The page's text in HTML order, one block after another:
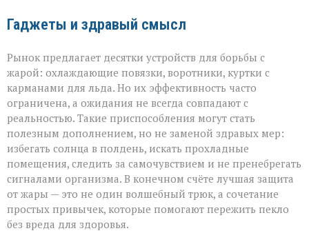
Гаджеты и здравый смысл
Рынок предлагает десятки устройств для борьбы с
жарой: охлаждающие повязки, воротники, куртки с
карманами для льда. Но их эффективность часто
ограничена, а ожидания не всегда совпадают с
реальностью. Такие приспособления могут стать
полезным дополнением, но не заменой здравых мер:
избегать солнца в полдень, искать прохладные
помещения, следить за самочувствием и не пренебрегать
сигналами организма. В конечном счёте лучшая защита
от жары — это не один волшебный трюк, а сочетание
простых привычек, которые помогают пережить пекло
без вреда для здоровья.